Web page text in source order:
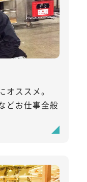
オススメ。
どお仕事全般